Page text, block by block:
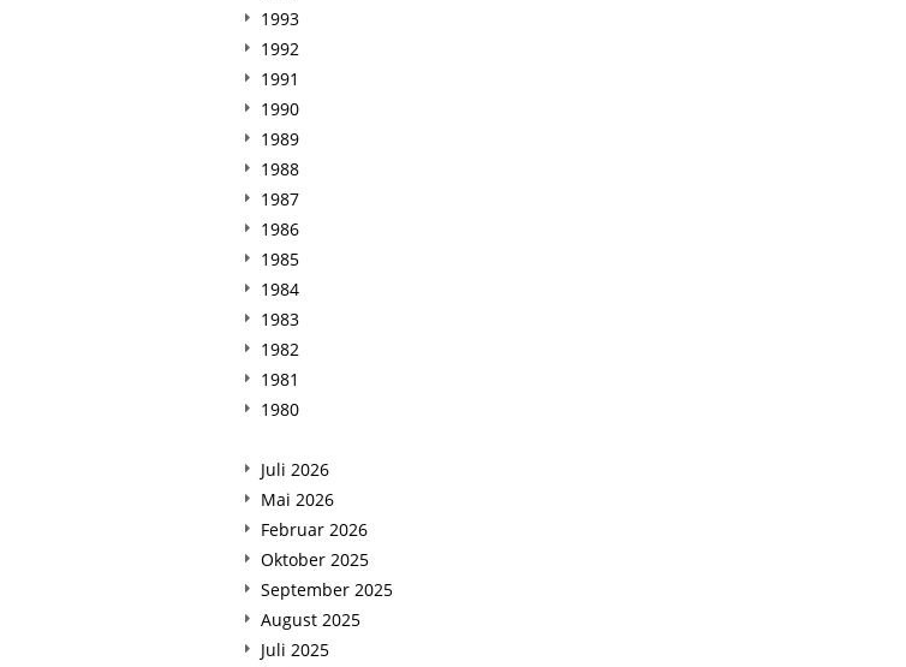
1993
1992
1991
1990
1989
1988
1987
1986
1985
1984
1983
1982
1981
1980
Juli 2026
Mai 2026
Februar 2026
Oktober 2025
September 2025
August 2025
Juli 2025